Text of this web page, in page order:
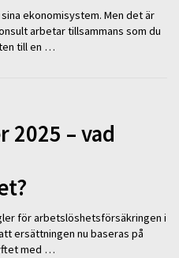
ekonomisystem. Men det är
arbetar tillsammans som du
till en …
2025 – vad
för arbetslöshetsförsäkringen i
ersättningen nu baseras på
med …